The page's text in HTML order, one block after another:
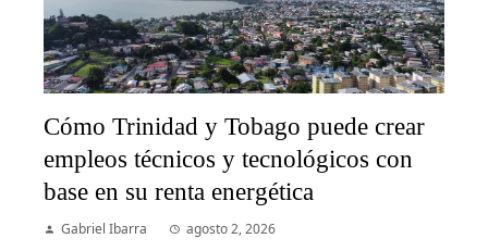
Cómo Trinidad y Tobago puede crear
empleos técnicos y tecnológicos con
base en su renta energética
Gabriel Ibarra agosto 2, 2026